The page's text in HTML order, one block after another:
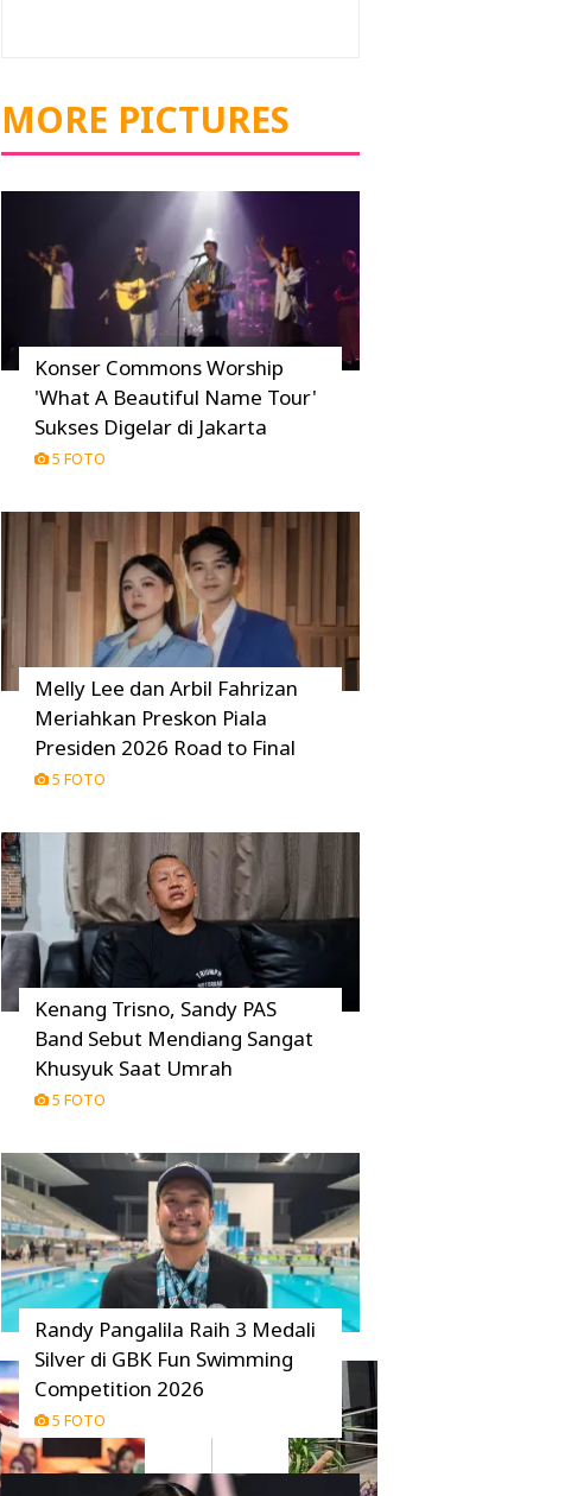
MORE PICTURES
Konser Commons Worship
'What A Beautiful Name Tour'
Sukses Digelar di Jakarta
5 FOTO
Melly Lee dan Arbil Fahrizan
Meriahkan Preskon Piala
Presiden 2026 Road to Final
5 FOTO
Kenang Trisno, Sandy PAS
Band Sebut Mendiang Sangat
Khusyuk Saat Umrah
5 FOTO
Randy Pangalila Raih 3 Medali
Silver di GBK Fun Swimming
Competition 2026
5 FOTO